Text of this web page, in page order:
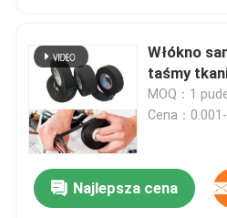
Włókno
taśmy
MOQ：1
Cena：
Najlepsza cena